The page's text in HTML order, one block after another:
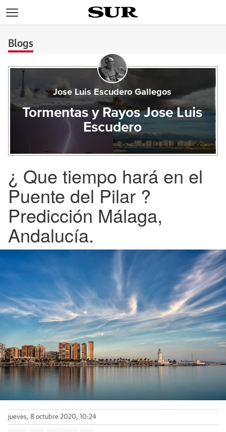
Blogs
Jose Luis Escudero Gallegos
Tormentas y Rayos Jose Luis
Escudero
¿ Que tiempo hará en el
Puente del Pilar ?
Predicción Málaga,
Andalucía.
jueves, 8 octubre 2020, 10:24